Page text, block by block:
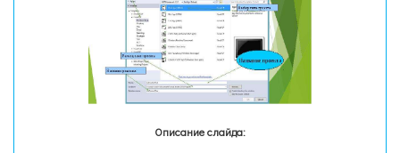
Описание слайда: